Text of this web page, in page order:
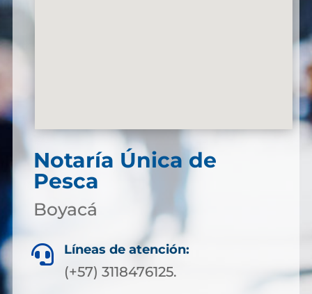
Notaría Única de
Pesca
Boyacá
 Líneas de atención:
(+57) 3118476125.